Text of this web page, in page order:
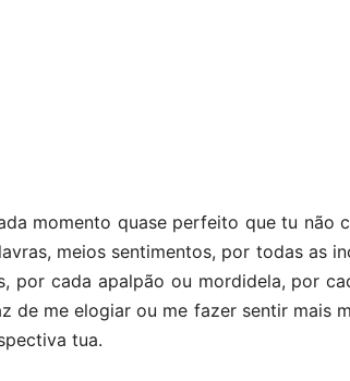
momento quase perfeito que tu não
meios sentimentos, por todas as
por cada apalpão ou mordidela, por
de me elogiar ou me fazer sentir mais
tua.